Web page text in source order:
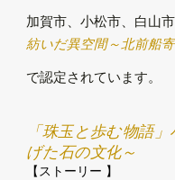
加賀市、小松市、白山市
紡いだ異空間～北前船
で認定されています。
「珠玉と歩む物語
げた石の文化～
【 ストーリー 】